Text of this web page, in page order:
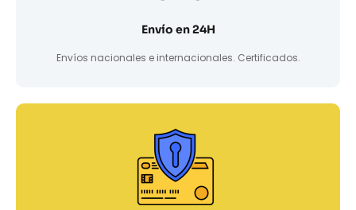
Envío en 24H
Envíos nacionales e internacionales. Certificados.